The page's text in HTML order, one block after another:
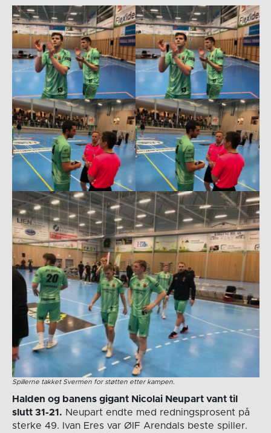
Spillerne takket Svermen for støtten etter kampen.
Halden og banens gigant Nicolai Neupart vant til
slutt 31-21. Neupart endte med redningsprosent på
sterke 49. Ivan Eres var ØIF Arendals beste spiller.